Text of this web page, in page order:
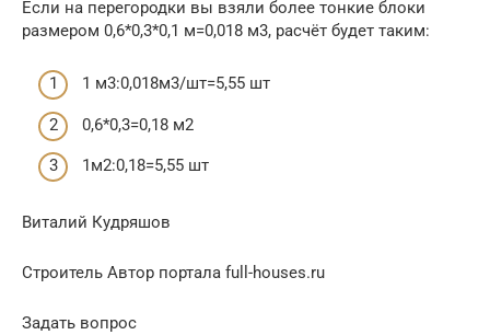
Если на перегородки вы взяли более тонкие блоки
размером 0,6*0,3*0,1 м=0,018 м3, расчёт будет таким:
1 м3:0,018м3/шт=5,55 шт
0,6*0,3=0,18 м2
1м2:0,18=5,55 шт
Виталий Кудряшов
Строитель Автор портала full-houses.ru
Задать вопрос